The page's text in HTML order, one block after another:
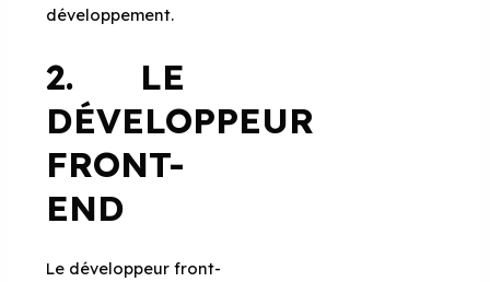
développement.
2. LE
DÉVELOPPEUR
FRONT-
END
Le développeur front-